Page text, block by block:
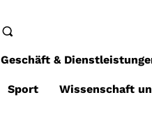
Geschäft &
Sport Wissenschaft